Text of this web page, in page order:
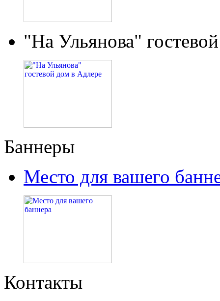
"На Ульянова"
Баннеры
Место для вашего
Контакты